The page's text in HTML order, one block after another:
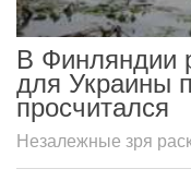
В Финляндии
для Украины
просчитался
Незалежные зря